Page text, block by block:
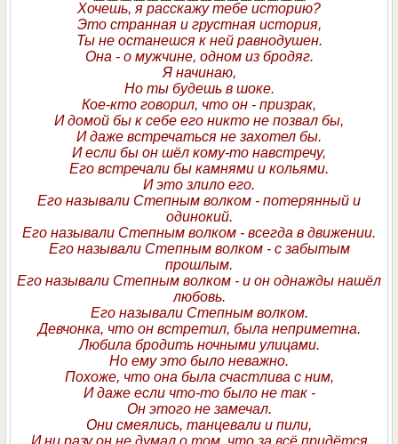
Хочешь, я расскажу тебе историю?
Это странная и грустная история,
Ты не останешся к ней равнодушен.
Она - о мужчине, одном из бродяг.
Я начинаю,
Но ты будешь в шоке.
Кое-кто говорил, что он - призрак,
И домой бы к себе его никто не позвал бы,
И даже встречаться не захотел бы.
И если бы он шёл кому-то навстречу,
Его встречали бы камнями и кольями.
И это злило его.
Его называли Степным волком - потерянный и
одинокий.
Его называли Степным волком - всегда в движении.
Его называли Степным волком - с забытым
прошлым.
Его называли Степным волком - и он однажды нашёл
любовь.
Его называли Степным волком.
Девчонка, что он встретил, была неприметна.
Любила бродить ночными улицами.
Но ему это было неважно.
Похоже, что она была счастлива с ним,
И даже если что-то было не так -
Он этого не замечал.
Они смеялись, танцевали и пили,
И ни разу он не думал о том, что за всё придётся